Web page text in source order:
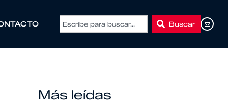
Buscar
Más leídas